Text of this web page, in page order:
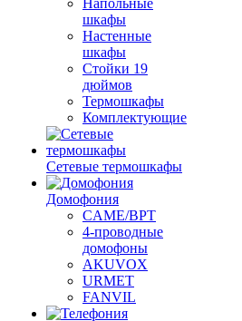
Напольные
шкафы
Настенные
шкафы
Стойки 19
дюймов
Термошкафы
Комплектующие
Сетевые термошкафы
Домофония
CAME/BPT
4-проводные
домофоны
AKUVOX
URMET
FANVIL